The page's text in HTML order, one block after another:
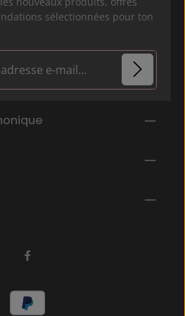
sélectionnées pour ton
vous confirmez que
protection des données
astérisque (*) sont